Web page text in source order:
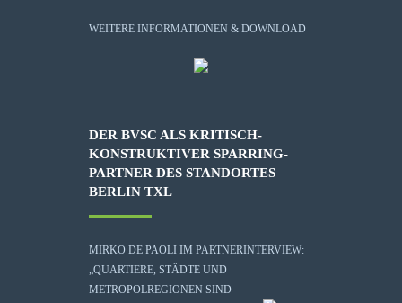
WEITERE INFORMATIONEN & DOWNLOAD
DER BVSC ALS KRITISCH-
KONSTRUKTIVER SPARRING-
PARTNER DES STANDORTES
BERLIN TXL
MIRKO DE PAOLI IM PARTNERINTERVIEW:
„QUARTIERE, STÄDTE UND
METROPOLREGIONEN SIND